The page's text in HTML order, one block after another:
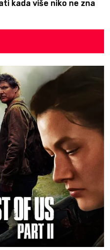
kada više niko ne zna